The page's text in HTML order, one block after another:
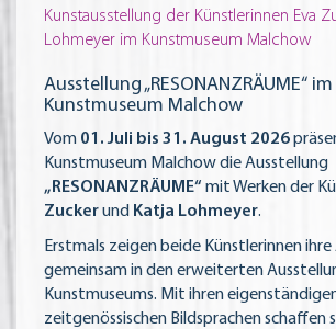
Kunstausstellung der Künstlerinnen Eva
Lohmeyer im Kunstmuseum Malchow
Ausstellung „RESONANZRÄUME“ im
Kunstmuseum Malchow
Vom 01. Juli bis 31. August 2026
Kunstmuseum Malchow die Ausstellung
„RESONANZRÄUME“ mit Werken der
Zuckerund Katja Lohmeyer.
Erstmals zeigen beide Künstlerinnen
gemeinsam in den erweiterten
Kunstmuseums. Mit ihren
zeitgenössischen Bildsprachen schaffen